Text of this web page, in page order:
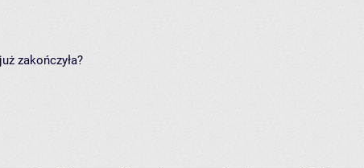
zakończyła?